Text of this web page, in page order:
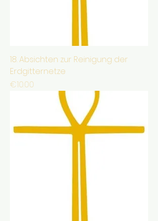
18. Absichten zur Reinigung der
Erdgitternetze
Price
€10.00